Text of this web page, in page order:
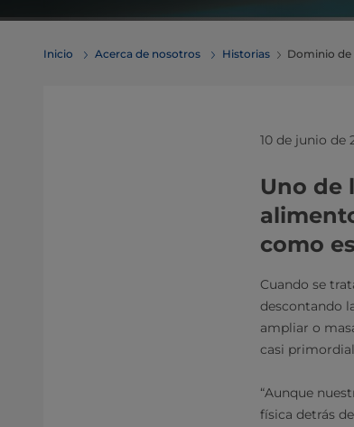
Inicio Acerca de nosotros Historias Dominio de
10 de junio de
Uno de
como
Cuando se
descontando
ampliar o
casi
“Aunque
física detrás